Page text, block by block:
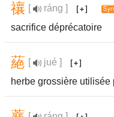
禳 [
ráng ]
sacrifice déprécatoire
蕝 [
jué ]
herbe grossière